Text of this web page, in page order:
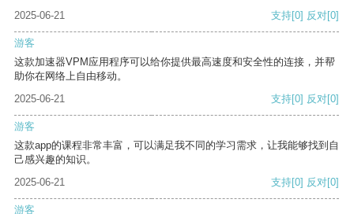
2025-06-21
支持[0] 反对[0]
游客
这款加速器VPM应用程序可以给你提供最高速度和安全性的连接，并帮
助你在网络上自由移动。
2025-06-21
支持[0] 反对[0]
游客
这款app的课程非常丰富，可以满足我不同的学习需求，让我能够找到自
己感兴趣的知识。
2025-06-21
支持[0] 反对[0]
游客